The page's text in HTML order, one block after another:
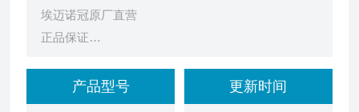
埃迈诺冠原厂直营
正品保证
宝硕Buschjost,工艺流体和食品用阀,86720/86730系
列
产品型号 更新时间